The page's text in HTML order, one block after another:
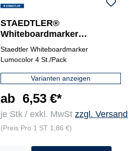
STAEDTLER®
Whiteboardmarker
Lumocolor® compact 341 4
St./Pack.
Staedtler Whiteboardmarker
Lumocolor 4 St./Pack
Varianten anzeigen
ab 6,53 €*
je Stk / exkl. MwStzzgl. Versand
(Preis Pro 1 ST 1,86 €)